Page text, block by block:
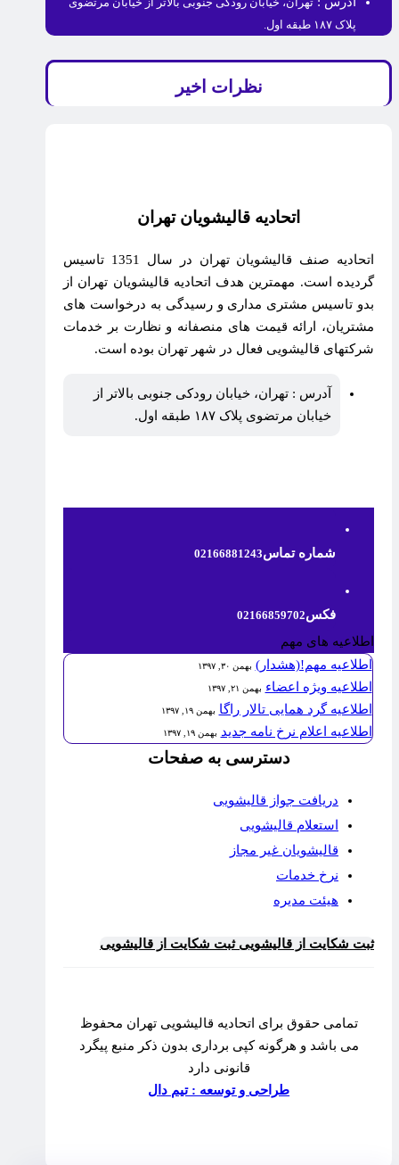
تهران، خیابان رودکی جنوبی بالاتر از خیابان مرتضوی
پلاک ۱۸۷ طبقه اول.
نظرات اخیر
اتحادیه قالیشویان تهران
اتحادیه صنف قالیشویان تهران در سال 1351 تاسیس
گردیده است. مهمترین هدف اتحادیه قالیشویان تهران از
بدو تاسیس مشتری مداری و رسیدگی به درخواست های
مشتریان، ارائه قیمت های منصفانه و نظارت بر خدمات
شرکتهای قالیشویی فعال در شهر تهران بوده است.
آدرس : تهران، خیابان رودکی جنوبی بالاتر از
خیابان مرتضوی پلاک ۱۸۷ طبقه اول.
شماره تماس02166881243
فکس02166859702
اطلاعیه های مهم
اطلاعیه مهم!(هشدار) بهمن ۳۰, ۱۳۹۷
اطلاعیه ویژه اعضاء بهمن ۲۱, ۱۳۹۷
اطلاعیه گرد همایی تالار راگا بهمن ۱۹, ۱۳۹۷
اطلاعیه اعلام نرخ نامه جدید بهمن ۱۹, ۱۳۹۷
دسترسی به صفحات
دریافت جواز قالیشویی
استعلام قالیشویی
قالیشویان غیر مجاز
نرخ خدمات
هیئت مدیره
ثبت شکایت از قالیشوییثبت شکایت از قالیشویی
تمامی حقوق برای اتحادیه قالیشویی تهران محفوظ
می باشد و هرگونه کپی برداری بدون ذکر منبع پیگرد
قانونی دارد
طراحی و توسعه : تیم دال